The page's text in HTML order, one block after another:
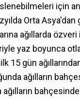
için
Orta
ağıllarda
yaz boyunca
15 gün
ağılların
ağılların